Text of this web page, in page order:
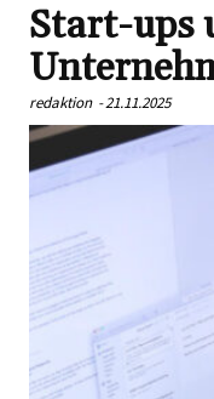
Start-ups
redaktion -21.11.2025